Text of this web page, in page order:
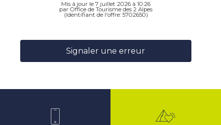
Mis à jour le 7 juillet 2026 à 10:26
par Office de Tourisme des 2 Alpes
(Identifiant de l'offre: 5702650)
Signaler une erreur